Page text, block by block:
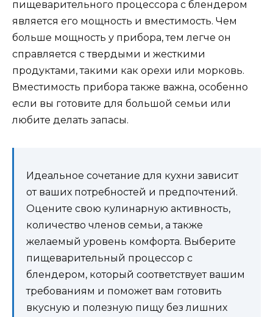
пищеварительного процессора с блендером
является его мощность и вместимость. Чем
больше мощность у прибора, тем легче он
справляется с твердыми и жесткими
продуктами, такими как орехи или морковь.
Вместимость прибора также важна, особенно
если вы готовите для большой семьи или
любите делать запасы.
Идеальное сочетание для кухни зависит
от ваших потребностей и предпочтений.
Оцените свою кулинарную активность,
количество членов семьи, а также
желаемый уровень комфорта. Выберите
пищеварительный процессор с
блендером, который соответствует вашим
требованиям и поможет вам готовить
вкусную и полезную пищу без лишних